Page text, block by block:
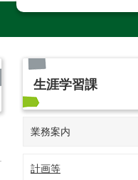
生涯学習課
業務案内
計画等